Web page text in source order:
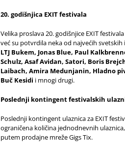
20. godišnjica EXIT festivala
Velika proslava 20. godišnjice EXIT
već su potvrdila neka od najvećih
LTJ Bukem, Jonas Blue, Paul
Schulz, Asaf Avidan, Satori, Boris
Laibach, Amira Medunjanin, Hladno
Buč Kesidi i mnogi drugi.
Poslednji kontingent festivalskih
Poslednji kontingent ulaznica za EXIT
ograničena količina jednodnevnih
putem prodajne mrežeGigs Tix.